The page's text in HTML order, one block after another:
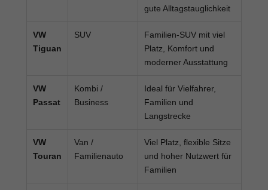
gute Alltagstauglichkeit
VW
Tiguan
SUV
Familien-SUV mit viel
Platz, Komfort und
moderner Ausstattung
VW
Passat
Kombi /
Business
Ideal für Vielfahrer,
Familien und
Langstrecke
VW
Touran
Van /
Familienauto
Viel Platz, flexible Sitze
und hoher Nutzwert für
Familien